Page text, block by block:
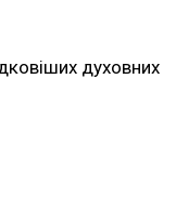
духовних